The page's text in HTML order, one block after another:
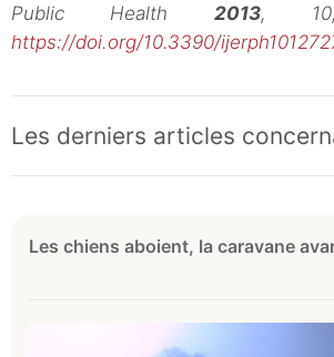
Public Health 2013, 10,
https://doi.org/10.3390/
Les derniers articles
Les chiens aboient, la caravane